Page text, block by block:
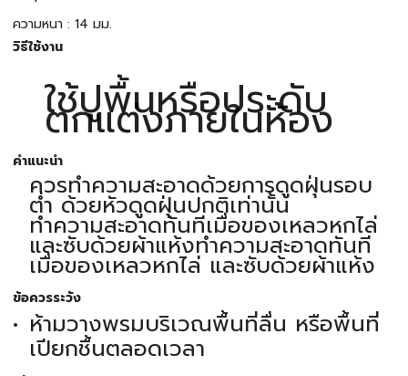
ความหนา : 14 มม.
วิธีใช้งาน
ใช้ปูพื้นหรือประดับ
ตกแต่งภายในห้อง
คำแนะนำ
ควรทําความสะอาดด้วยการดูดฝุ่นรอบ
ต่ำ ด้วยหัวดูดฝุ่นปกติเท่านั้น
ทําความสะอาดทันทีเมื่อของเหลวหกไล่
และซับด้วยผ้าแห้งทําความสะอาดทันที
เมื่อของเหลวหกไล่ และซับด้วยผ้าแห้ง
ข้อควรระวัง
ห้ามวางพรมบริเวณพื้นที่ลื่น หรือพื้นที่
เปียกชื้นตลอดเวลา